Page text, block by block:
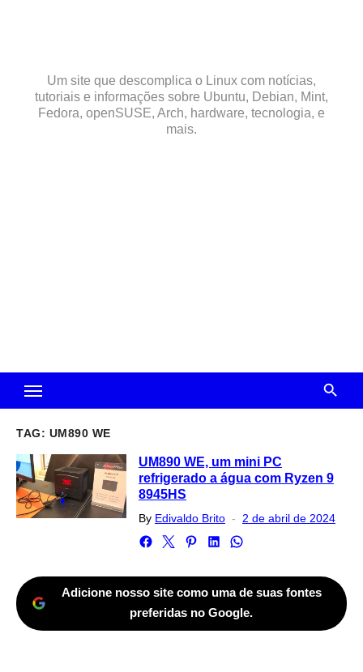
Um site que descomplica o Linux com notícias,
tutoriais e informações sobre Ubuntu, Debian, Mint,
Fedora, openSUSE, Arch, hardware, tecnologia, e
mais.
TAG: UM890 WE
UM890 WE, um mini PC
refrigerado a água com Ryzen 9
8945HS
By Edivaldo Brito
Posted
2 de abril de 2024
Adicione nosso site como uma de suas fontes
preferidas no Google.